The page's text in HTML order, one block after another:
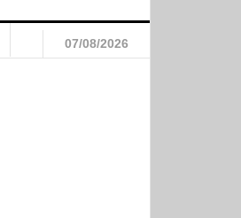
07/08/2026